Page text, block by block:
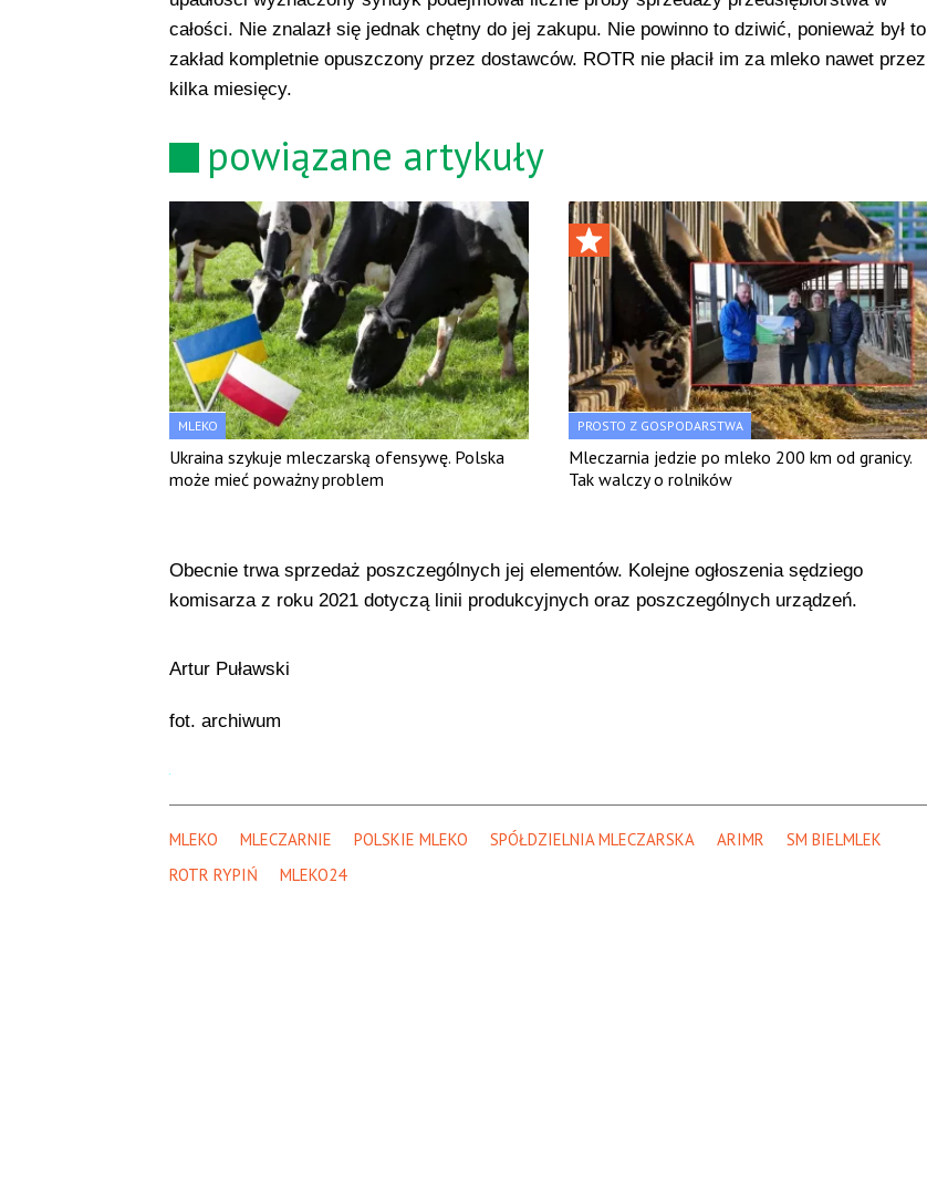
całości. Nie znalazł się jednak chętny do jej zakupu. Nie powinno to dziwić, ponieważ był to
zakład kompletnie opuszczony przez dostawców. ROTR nie płacił im za mleko nawet przez
kilka miesięcy.
powiązane artykuły
MLEKO
Ukraina szykuje mleczarską ofensywę. Polska
może mieć poważny problem
PROSTO Z GOSPODARSTWA
Mleczarnia jedzie po mleko 200 km od granicy.
Tak walczy o rolników
Obecnie trwa sprzedaż poszczególnych jej elementów. Kolejne ogłoszenia sędziego
komisarza z roku 2021 dotyczą linii produkcyjnych oraz poszczególnych urządzeń.
Artur Puławski
fot. archiwum
MLEKO MLECZARNIE POLSKIE MLEKO SPÓŁDZIELNIA MLECZARSKA ARIMR
SM BIELMLEK
ROTR RYPIŃ
MLEKO24